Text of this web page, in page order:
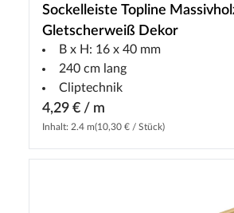
Sockelleiste Topline
Gletscherweiß Dekor
B x H: 16 x 40 mm
240 cm lang
Cliptechnik
4,29 € / m
Inhalt: 2.4 m(10,30 € / Stück)